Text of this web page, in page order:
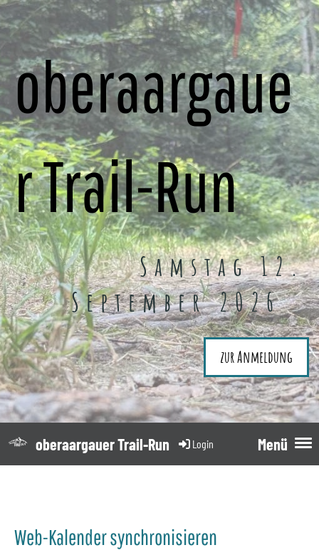
oberaargaue
r Trail-Run
Samstag 12.
September 2026
zur Anmeldung
Menü
Login
oberaargauer Trail-Run
Web-Kalender synchronisieren